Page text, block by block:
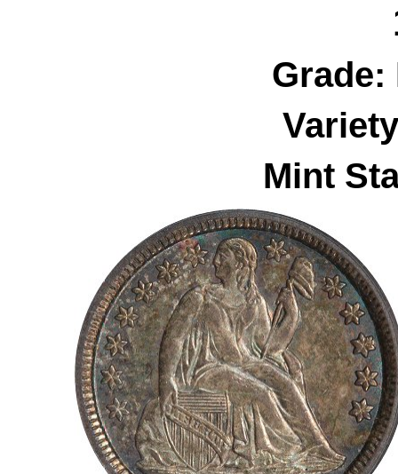
Grade:
Mint